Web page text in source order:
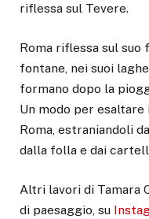
riflessa sul Tevere.
Roma riflessa sul suo
fontane, nei suoi
formano dopo la
Un modo per
Roma, estraniandoli
dalla folla e dai
Altri lavori di Tamara
di paesaggio, su